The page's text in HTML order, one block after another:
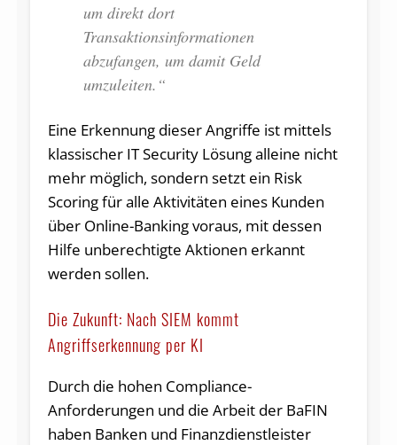
um direkt dort
Transaktionsinformationen
abzufangen, um damit Geld
umzuleiten.“
Eine Erkennung dieser Angriffe ist mittels
klassischer IT Security Lösung alleine nicht
mehr möglich, sondern setzt ein Risk
Scoring für alle Aktivitäten eines Kunden
über Online-Banking voraus, mit dessen
Hilfe unberechtigte Aktionen erkannt
werden sollen.
Die Zukunft: Nach SIEM kommt
Angriffserkennung per KI
Durch die hohen Compliance-
Anforderungen und die Arbeit der BaFIN
haben Banken und Finanzdienstleister